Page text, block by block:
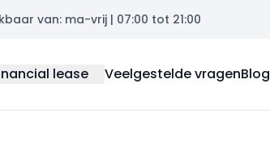
van: ma-vrij | 07:00 tot 21:00
lease Veelgestelde vragenBlog